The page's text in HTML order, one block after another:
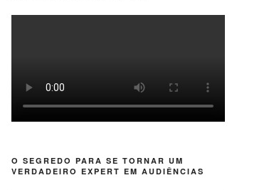
O SEGREDO PARA SE TORNAR UM
VERDADEIRO EXPERT EM AUDIÊNCIAS